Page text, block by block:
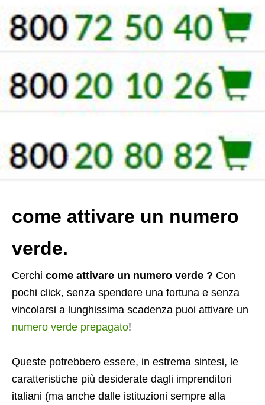
come attivare un numero
verde.
Cerchi come attivare un numero verde ? Con
pochi click, senza spendere una fortuna e senza
vincolarsi a lunghissima scadenza puoi attivare un
numero verde prepagato!
Queste potrebbero essere, in estrema sintesi, le
caratteristiche più desiderate dagli imprenditori
italiani (ma anche dalle istituzioni sempre alla